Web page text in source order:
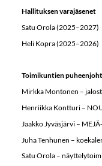
Hallituksen varajäsenet
Satu Orola (2025–2027)
Heli Kopra (2025–2026)
Toimikuntien
Mirkka Montonen –
Henriikka Kontturi –
Jaakko Jyväsjärvi –
Juha Tenhunen –
Satu Orola –